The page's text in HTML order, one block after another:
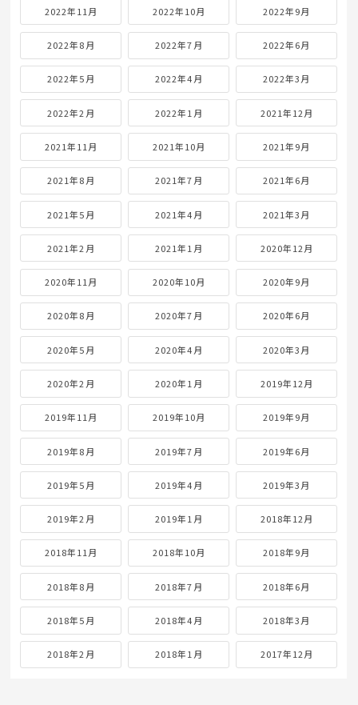
2022年11月 2022年10月 2022年9月
2022年8月 2022年7月 2022年6月
2022年5月 2022年4月 2022年3月
2022年2月 2022年1月 2021年12月
2021年11月 2021年10月 2021年9月
2021年8月 2021年7月 2021年6月
2021年5月 2021年4月 2021年3月
2021年2月 2021年1月 2020年12月
2020年11月 2020年10月 2020年9月
2020年8月 2020年7月 2020年6月
2020年5月 2020年4月 2020年3月
2020年2月 2020年1月 2019年12月
2019年11月 2019年10月 2019年9月
2019年8月 2019年7月 2019年6月
2019年5月 2019年4月 2019年3月
2019年2月 2019年1月 2018年12月
2018年11月 2018年10月 2018年9月
2018年8月 2018年7月 2018年6月
2018年5月 2018年4月 2018年3月
2018年2月 2018年1月 2017年12月